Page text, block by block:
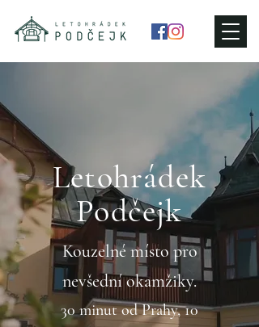
Letohrádek
Podčejk
Kouzelné místo pro
nevšední okamžiky.
30 minut od Prahy, 10